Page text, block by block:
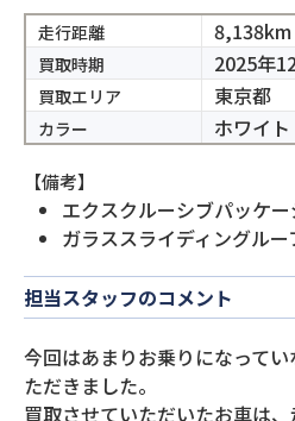
走行距離 8,138km
買取時期 2025年
買取エリア 東京都
カラー ホワイト
【備考】
エクスクルーシブパッケー
ガラススライディングルー
担当スタッフのコメント
今回はあまりお乗りになって
ただきました。
買取させていただいたお車は